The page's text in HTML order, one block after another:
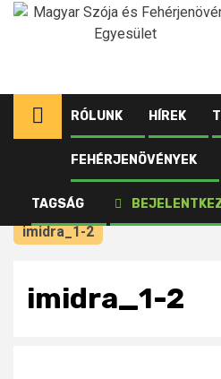
Ugrás
RÓLUNK HÍREK
FEHÉRJENÖVÉNYEK
TAGSÁG
Kezdőlap
Újdonságok
tanulságok az IMIDRA
imidra_1-2
imidra_1-2